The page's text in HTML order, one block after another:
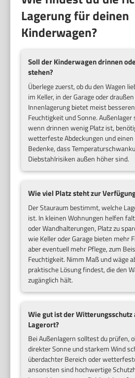
Lagerung für deinen
Kinderwagen?
Soll der Kinderwagen drinnen
stehen?
Überlege zuerst, ob du den Wagen
im Keller, in der Garage oder
Innenlagerung bietet meist
Feuchtigkeit und Sonne.
wenn drinnen wenig Platz ist,
wetterfeste Abdeckungen und
Bedenke, dass
Diebstahlrisiken außen höher sind.
Wie viel Platz steht zur
Der Stauraum bestimmt, welche
ist. In kleinen Wohnungen helfen
oder Wandhalterungen, Platz zu
wie Keller oder Garage bieten mehr
aber eventuell mehr Pflege, zum
Feuchtigkeit. Nimm Maß und wäge
praktische Lösung findest, die den
zugänglich hält.
Wie gut ist der Witterungsschutz
Lagerort?
Bei Außenlagern solltest du prüfen,
direkter Sonne und starkem Wind
überdachter Bereich oder
ansonsten sind hochwertige